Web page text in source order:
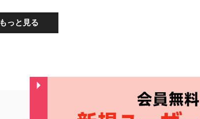
もっと見る